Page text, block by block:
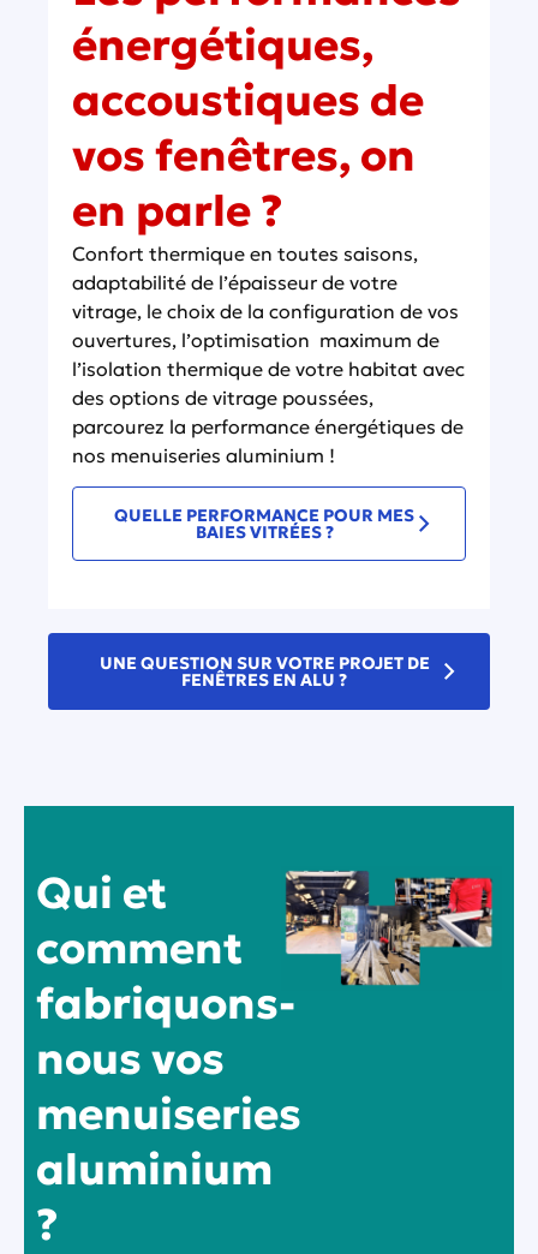
énergétiques,
accoustiques de
vos fenêtres, on
en parle ?
Confort thermique en toutes saisons,
adaptabilité de l’épaisseur de votre
vitrage, le choix de la configuration de vos
ouvertures, l’optimisation maximum de
l’isolation thermique de votre habitat avec
des options de vitrage poussées,
parcourez la performance énergétiques de
nos menuiseries aluminium !
QUELLE PERFORMANCE POUR MES
BAIES VITRÉES ?
UNE QUESTION SUR VOTRE PROJET DE
FENÊTRES EN ALU ?
Qui et
comment
fabriquons-
nous vos
menuiseries
aluminium
?